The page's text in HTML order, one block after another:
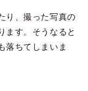
り、撮った写真の
ます。そうなると
落ちてしまいま